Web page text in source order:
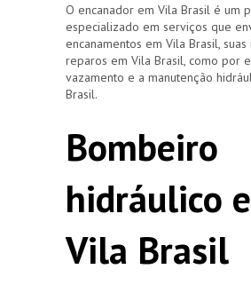
O encanador em Vila Brasil é um
especializado em serviços que
encanamentos em Vila Brasil,
reparos em Vila Brasil, como por
vazamento e a manutenção
Brasil.
Bombeiro
hidráulico
Vila Brasil